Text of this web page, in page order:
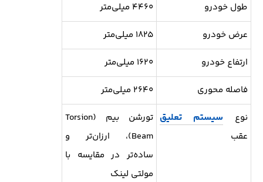
۴۴۶۰ میلی‌متر طول خودرو
۱۸۲۵ میلی‌متر عرض خودرو
۱۶۲۰ میلی‌متر ارتفاع خودرو
۲۶۴۰ میلی‌متر فاصله محوری
تورشن بیم (Torsion
Beam)، ارزان‌تر و
ساده‌تر در مقایسه با
مولتی لینک
نوع سیستم تعلیق
عقب